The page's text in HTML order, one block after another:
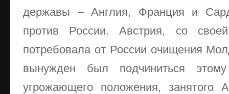
державы – Англия, Франция и
против России. Австрия, со
потребовала от России очищения
вынужден был подчиниться
угрожающего положения,